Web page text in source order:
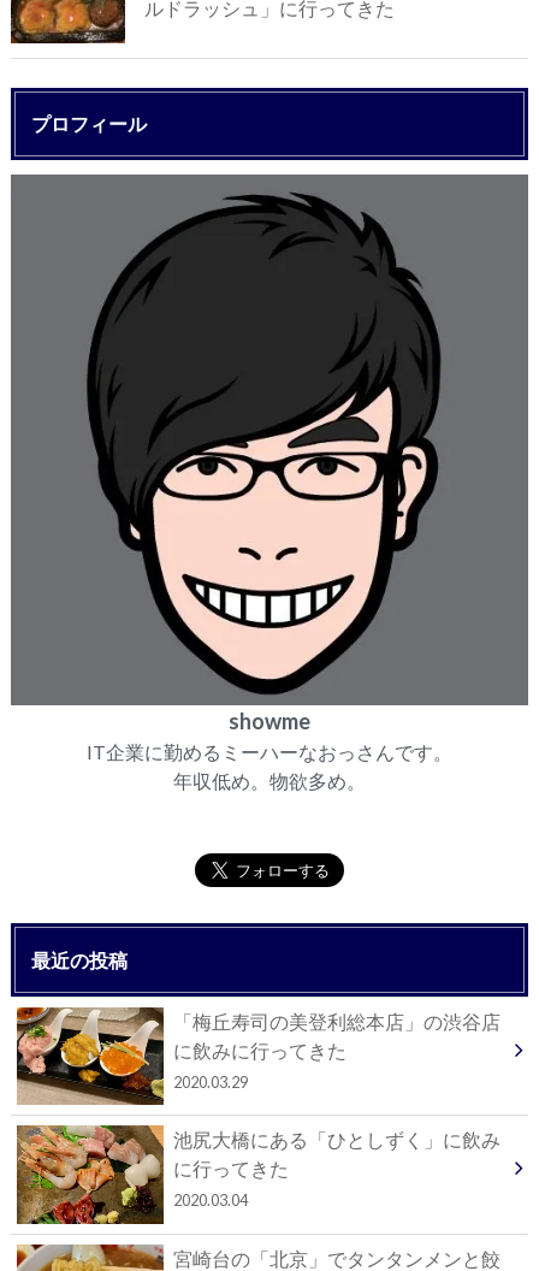
ルドラッシュ」に行ってきた
プロフィール
showme
IT企業に勤めるミーハーなおっさんです。
年収低め。物欲多め。
最近の投稿
「梅丘寿司の美登利総本店」の渋谷店
に飲みに行ってきた
2020.03.29
池尻大橋にある「ひとしずく」に飲み
に行ってきた
2020.03.04
宮崎台の「北京」でタンタンメンと餃